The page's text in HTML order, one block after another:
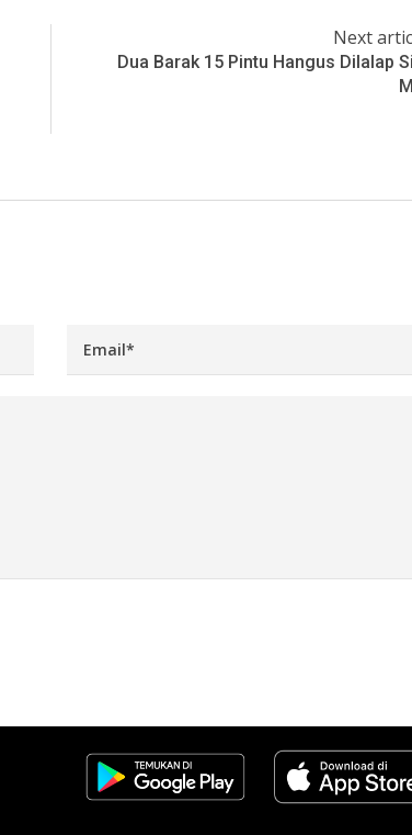
Next
Dua Barak 15 Pintu Hangus Dilalap